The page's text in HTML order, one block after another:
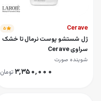
Cerave ۵
ژل شستشو پوست نرمال تا خشک
سراوی Cerave
شوینده صورت
۳٬۳۵۰٬۰۰۰تومان